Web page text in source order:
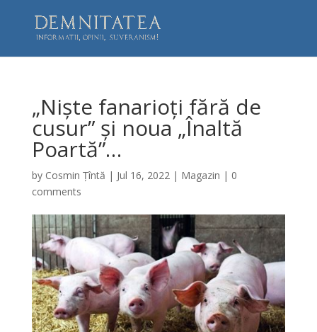
„Niște fanarioți fără de
cusur” și noua „Înaltă
Poartă”…
by Cosmin Țîntă | Jul 16, 2022| Magazin | 0
comments